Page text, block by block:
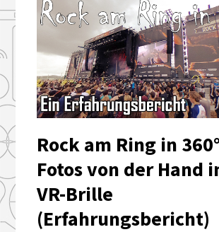
Rock am Ring in
Fotos von der Hand
VR-Brille
(Erfahrungsbericht)